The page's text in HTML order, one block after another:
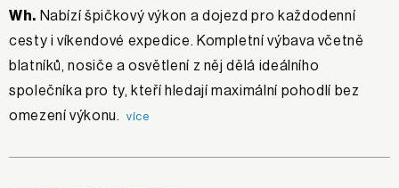
Wh. Nabízí špičkový výkon a dojezd pro každodenní
cesty i víkendové expedice. Kompletní výbava včetně
blatníků, nosiče a osvětlení z něj dělá ideálního
společníka pro ty, kteří hledají maximální pohodlí bez
omezení výkonu.
více